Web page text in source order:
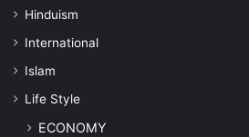
Hinduism
International
Islam
Life Style
ECONOMY